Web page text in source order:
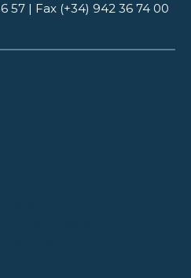
57 | Fax (+34) 942 36 74 00